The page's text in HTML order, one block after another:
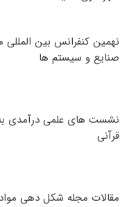
نهمین کنفرانس بین
صنایع و سیستم­ ها
نشست های علمی درآمدی
قرآنی